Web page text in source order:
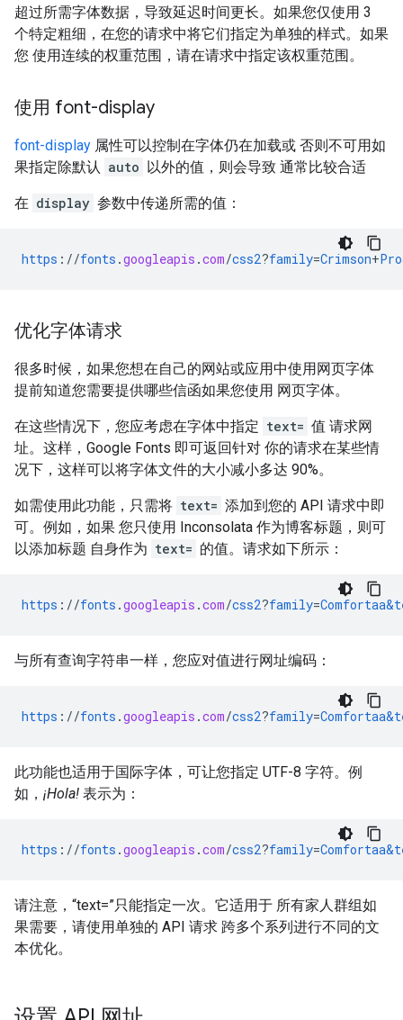
超过所需字体数据，导致延迟时间更长。如果您仅使用 3
个特定粗细，在您的请求中将它们指定为单独的样式。如果
您 使用连续的权重范围，请在请求中指定该权重范围。
使用 font-display
font-display 属性可以控制在字体仍在加载或 否则不可用如
果指定除默认 auto 以外的值，则会导致 通常比较合适
在 display 参数中传递所需的值：
https ://fonts .googleapis .com/css2?family=Crimson+
优化字体请求
很多时候，如果您想在自己的网站或应用中使用网页字体
提前知道您需要提供哪些信函如果您使用 网页字体。
在这些情况下，您应考虑在字体中指定 text= 值 请求网
址。这样，Google Fonts 即可返回针对 你的请求在某些情
况下，这样可以将字体文件的大小减小多达 90%。
如需使用此功能，只需将 text= 添加到您的 API 请求中即
可。例如，如果 您只使用 Inconsolata 作为博客标题，则可
以添加标题 自身作为 text= 的值。请求如下所示：
https ://fonts .googleapis .com/css2?family=
与所有查询字符串一样，您应对值进行网址编码：
https ://fonts .googleapis .com/css2?family=
此功能也适用于国际字体，可让您指定 UTF-8 字符。例
如， ¡Hola! 表示为：
https ://fonts .googleapis .com/css2?family=
请注意，“text=”只能指定一次。它适用于 所有家人群组如
果需要，请使用单独的 API 请求 跨多个系列进行不同的文
本优化。